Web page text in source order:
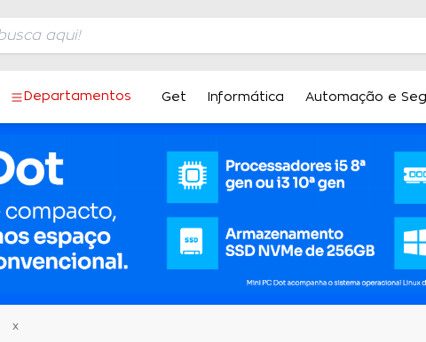
Departamentos Get Informática Automação e
x